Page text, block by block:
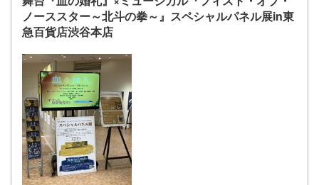
ノーススター～北斗の拳～』スペシャルパネル展in東
急百貨店渋谷本店